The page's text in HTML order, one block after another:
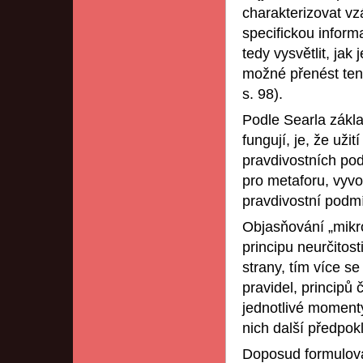
charakterizovat
specifickou
tedy vysvětlit, jak
možné přenést
s. 98).
Podle Searla
fungují, je, že
pravdivostních
pro metaforu,
pravdivostní
Objasňování
principu
strany, tím více
pravidel, principů
jednotlivé
nich další
Doposud